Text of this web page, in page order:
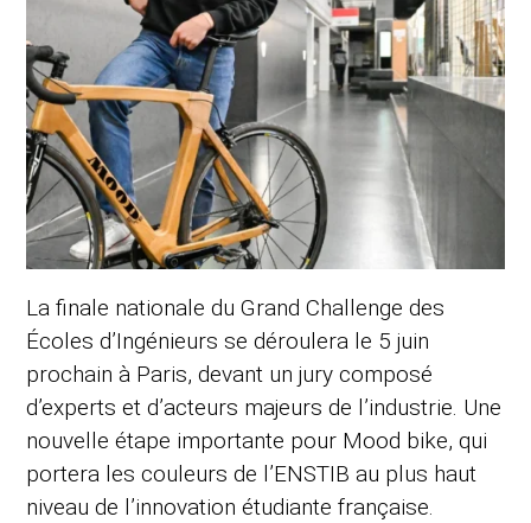
La finale nationale du Grand Challenge des
Écoles d’Ingénieurs se déroulera le 5 juin
prochain à Paris, devant un jury composé
d’experts et d’acteurs majeurs de l’industrie. Une
nouvelle étape importante pour Mood bike, qui
portera les couleurs de l’ENSTIB au plus haut
niveau de l’innovation étudiante française.